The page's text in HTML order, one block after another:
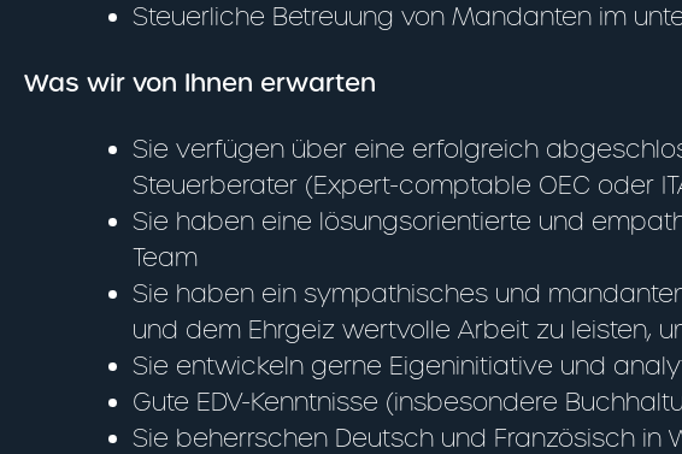
Steuerliche Betreuung von Mandanten im
Was wir von Ihnen erwarten
Sie verfügen über eine erfolgreich
Steuerberater (Expert-comptable OEC oder
Sie haben eine lösungsorientierte und
Team
Sie haben ein sympathisches und
und dem Ehrgeiz wertvolle Arbeit zu leisten,
Sie entwickeln gerne Eigeninitiative und
Gute EDV-Kenntnisse (insbesondere
Sie beherrschen Deutsch und Französisch in